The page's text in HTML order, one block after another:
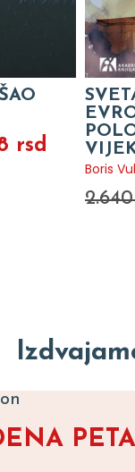
rsd
Boris
PETA